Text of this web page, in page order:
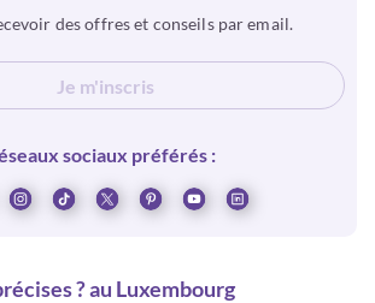
des offres et conseils par email.
Je m'inscris
sociaux préférés :
? au Luxembourg